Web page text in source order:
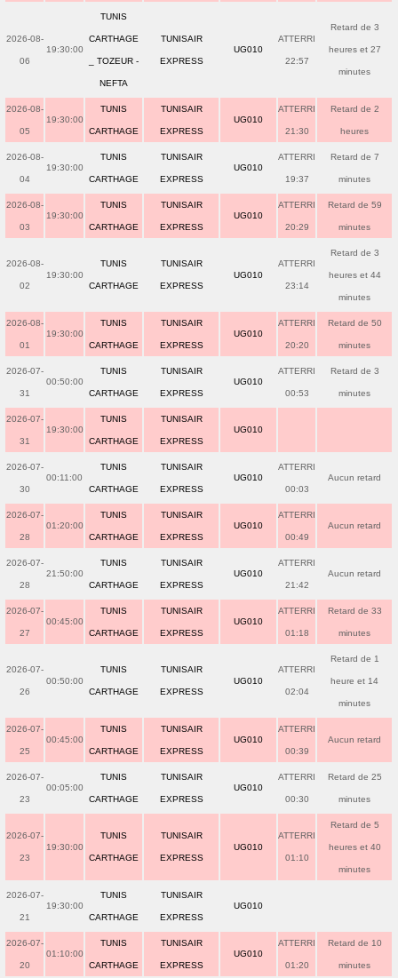
2026-08-
06
19:30:00
TUNIS
CARTHAGE
_ TOZEUR -
NEFTA
TUNISAIR
EXPRESS
UG010
ATTERRI
22:57
Retard de 3
heures et 27
minutes
2026-08-
05
19:30:00
TUNIS
CARTHAGE
TUNISAIR
EXPRESS
UG010
ATTERRI
21:30
Retard de 2
heures
2026-08-
04
19:30:00
TUNIS
CARTHAGE
TUNISAIR
EXPRESS
UG010
ATTERRI
19:37
Retard de 7
minutes
2026-08-
03
19:30:00
TUNIS
CARTHAGE
TUNISAIR
EXPRESS
UG010
ATTERRI
20:29
Retard de 59
minutes
2026-08-
02
19:30:00
TUNIS
CARTHAGE
TUNISAIR
EXPRESS
UG010
ATTERRI
23:14
Retard de 3
heures et 44
minutes
2026-08-
01
19:30:00
TUNIS
CARTHAGE
TUNISAIR
EXPRESS
UG010
ATTERRI
20:20
Retard de 50
minutes
2026-07-
31
00:50:00
TUNIS
CARTHAGE
TUNISAIR
EXPRESS
UG010
ATTERRI
00:53
Retard de 3
minutes
2026-07-
31
19:30:00
TUNIS
CARTHAGE
TUNISAIR
EXPRESS
UG010
2026-07-
30
00:11:00
TUNIS
CARTHAGE
TUNISAIR
EXPRESS
UG010
ATTERRI
00:03
Aucun retard
2026-07-
28
01:20:00
TUNIS
CARTHAGE
TUNISAIR
EXPRESS
UG010
ATTERRI
00:49
Aucun retard
2026-07-
28
21:50:00
TUNIS
CARTHAGE
TUNISAIR
EXPRESS
UG010
ATTERRI
21:42
Aucun retard
2026-07-
27
00:45:00
TUNIS
CARTHAGE
TUNISAIR
EXPRESS
UG010
ATTERRI
01:18
Retard de 33
minutes
2026-07-
26
00:50:00
TUNIS
CARTHAGE
TUNISAIR
EXPRESS
UG010
ATTERRI
02:04
Retard de 1
heure et 14
minutes
2026-07-
25
00:45:00
TUNIS
CARTHAGE
TUNISAIR
EXPRESS
UG010
ATTERRI
00:39
Aucun retard
2026-07-
23
00:05:00
TUNIS
CARTHAGE
TUNISAIR
EXPRESS
UG010
ATTERRI
00:30
Retard de 25
minutes
2026-07-
23
19:30:00
TUNIS
CARTHAGE
TUNISAIR
EXPRESS
UG010
ATTERRI
01:10
Retard de 5
heures et 40
minutes
2026-07-
21
19:30:00
TUNIS
CARTHAGE
TUNISAIR
EXPRESS
UG010
2026-07-
20
01:10:00
TUNIS
CARTHAGE
TUNISAIR
EXPRESS
UG010
ATTERRI
01:20
Retard de 10
minutes